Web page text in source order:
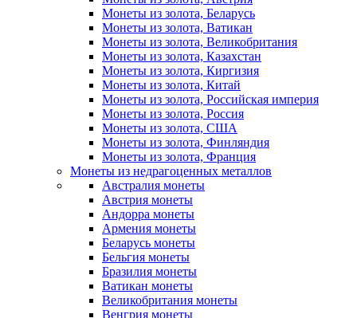
Монеты из золота, Беларусь
Монеты из золота, Ватикан
Монеты из золота, Великобритания
Монеты из золота, Казахстан
Монеты из золота, Киргизия
Монеты из золота, Китай
Монеты из золота, Российская империя
Монеты из золота, Россия
Монеты из золота, США
Монеты из золота, Финляндия
Монеты из золота, Франция
Монеты из недрагоценных металлов
Австралия монеты
Австрия монеты
Андорра монеты
Армения монеты
Беларусь монеты
Бельгия монеты
Бразилия монеты
Ватикан монеты
Великобритания монеты
Венгрия монеты